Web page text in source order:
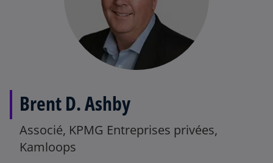
Brent D. Ashby
Associé, KPMG Entreprises privées,
Kamloops